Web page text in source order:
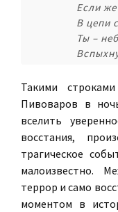
Если
В цепи
Ты –
Такими
Пивоваров в
вселить
восстания,
трагическое
малоизвестно.
террор и само
моментом в